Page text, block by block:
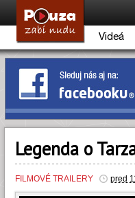
Videá
Legenda o
FILMOVÉ TRAILERY pred